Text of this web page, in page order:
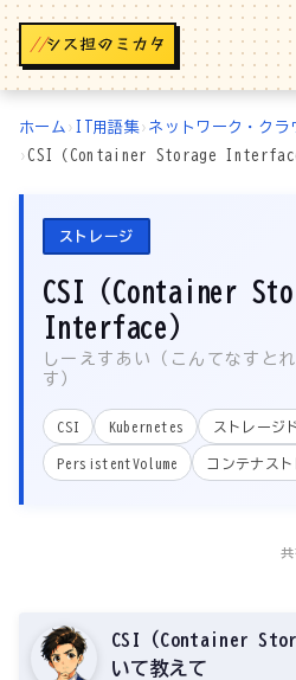
//
ホーム › IT用語集› ネットワーク・クラ
›CSI（Container Storage
ストレージ
CSI（Container
Interface）
しーえすあい（こんてなすと
す）
CSI Kubernetes ストレージ
PersistentVolume コンテナス
CSI（Container
いて教えて